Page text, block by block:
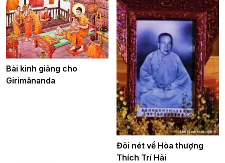
Bài kinh giảng cho
Girimānanda
Đôi nét về Hòa thượng
Thích Trí Hải